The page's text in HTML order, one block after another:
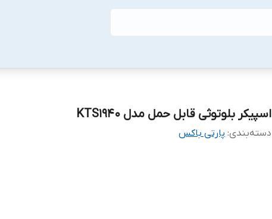
اسپیکر بلوتوثی قابل حمل مدل KTS1940
دسته‌بندی: پارتی باکس